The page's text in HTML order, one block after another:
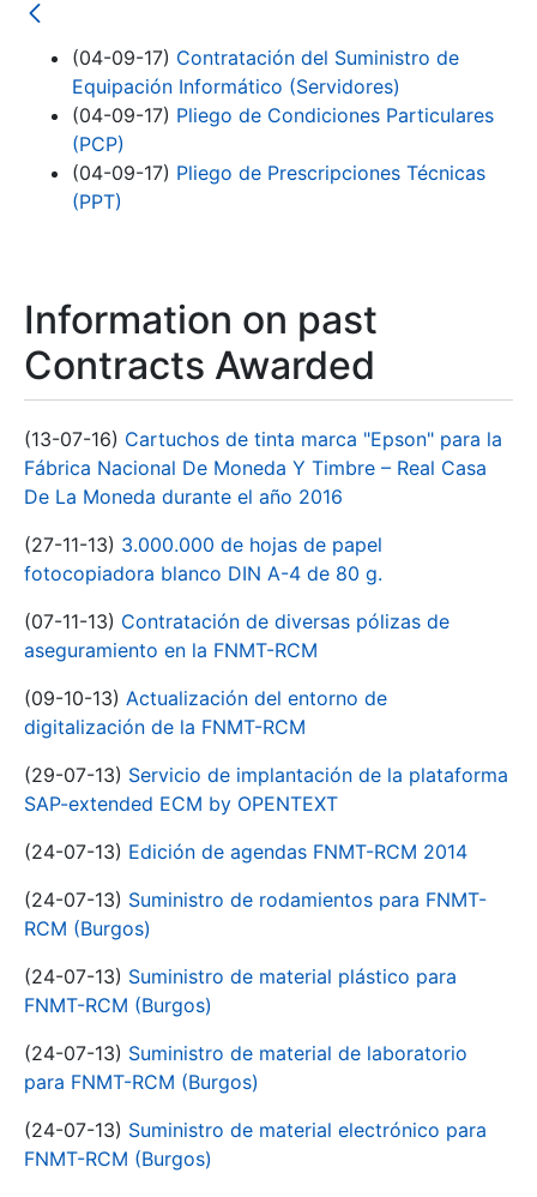
Show/Hide
(04-09-17) Contratación del Suministro de
Equipación Informático (Servidores)
(04-09-17) Pliego de Condiciones Particulares
(PCP)
(04-09-17) Pliego de Prescripciones Técnicas
(PPT)
Information on past
Contracts Awarded
(13-07-16) Cartuchos de tinta marca "Epson" para la
Fábrica Nacional De Moneda Y Timbre – Real Casa
De La Moneda durante el año 2016
(27-11-13) 3.000.000 de hojas de papel
fotocopiadora blanco DIN A-4 de 80 g.
(07-11-13) Contratación de diversas pólizas de
aseguramiento en la FNMT-RCM
(09-10-13) Actualización del entorno de
digitalización de la FNMT-RCM
(29-07-13) Servicio de implantación de la plataforma
SAP-extended ECM by OPENTEXT
(24-07-13) Edición de agendas FNMT-RCM 2014
(24-07-13) Suministro de rodamientos para FNMT-
RCM (Burgos)
(24-07-13) Suministro de material plástico para
FNMT-RCM (Burgos)
(24-07-13) Suministro de material de laboratorio
para FNMT-RCM (Burgos)
(24-07-13) Suministro de material electrónico para
FNMT-RCM (Burgos)